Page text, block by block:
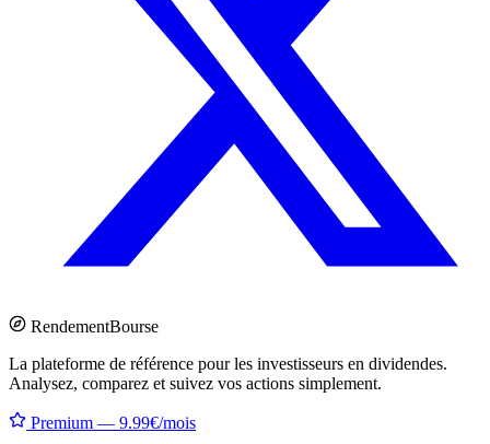
RendementBourse
La plateforme de référence pour les investisseurs en dividendes.
Analysez, comparez et suivez vos actions simplement.
Premium — 9.99€/mois